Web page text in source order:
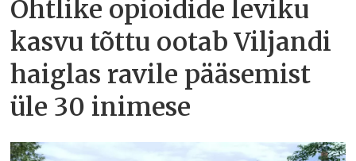
Ohtlike opioidide leviku
kasvu tõttu ootab Viljandi
haiglas ravile pääsemist
üle 30 inimese